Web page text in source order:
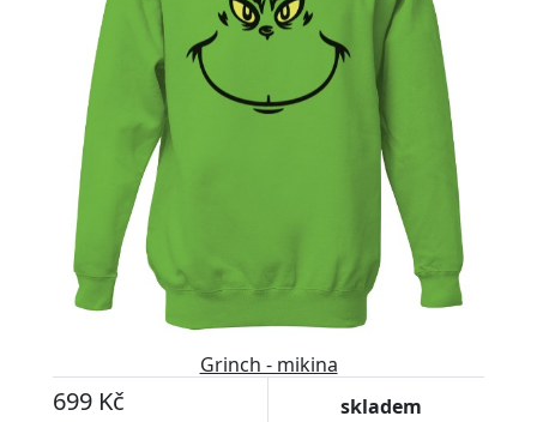
Grinch - mikina
699 Kč skladem